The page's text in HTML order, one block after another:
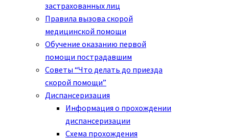
застрахованных лиц
Правила вызова скорой
медицинской помощи
Обучение оказанию первой
помощи пострадавшим
Советы “Что делать до приезда
скорой помощи”
Диспансеризация
Информация о прохождении
диспансеризации
Схема прохождения